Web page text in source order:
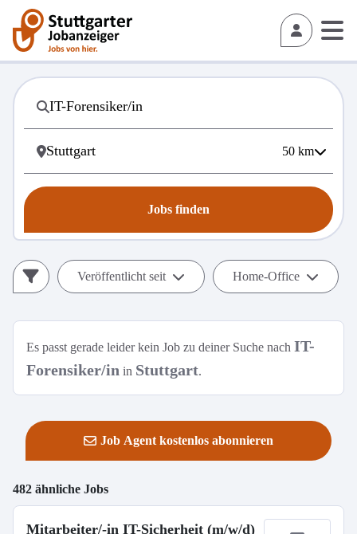
50 km
Jobs finden
Veröffentlicht seit Home-Office
Es passt gerade leider kein Job zu deiner Suche nach IT-
Forensiker/in in Stuttgart.
Job Agent kostenlos abonnieren
482 ähnliche Jobs
Mitarbeiter/-in IT-Sicherheit (m/w/d)